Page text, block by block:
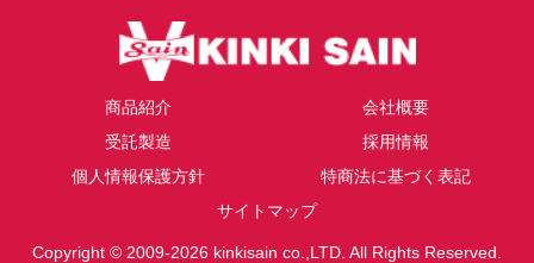
商品紹介
会社概要
受託製造
採用情報
個人情報保護方針
特商法に基づく表記
サイトマップ
Copyright © 2009-2026 kinkisain co.,LTD. All Rights Reserved.